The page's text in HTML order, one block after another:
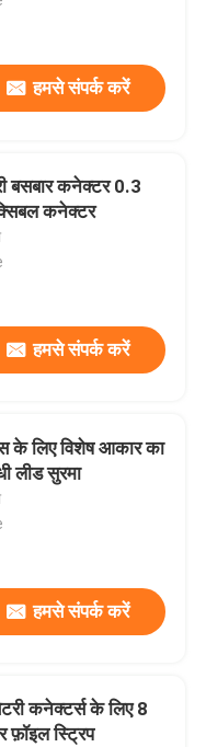
हमसे संपर्क करें
बसबार कनेक्टर 0.3
कनेक्टर
हमसे संपर्क करें
के लिए विशेष आकार का
लीड सुरमा
हमसे संपर्क करें
कनेक्टर्स के लिए 8
फ़ॉइल स्ट्रिप